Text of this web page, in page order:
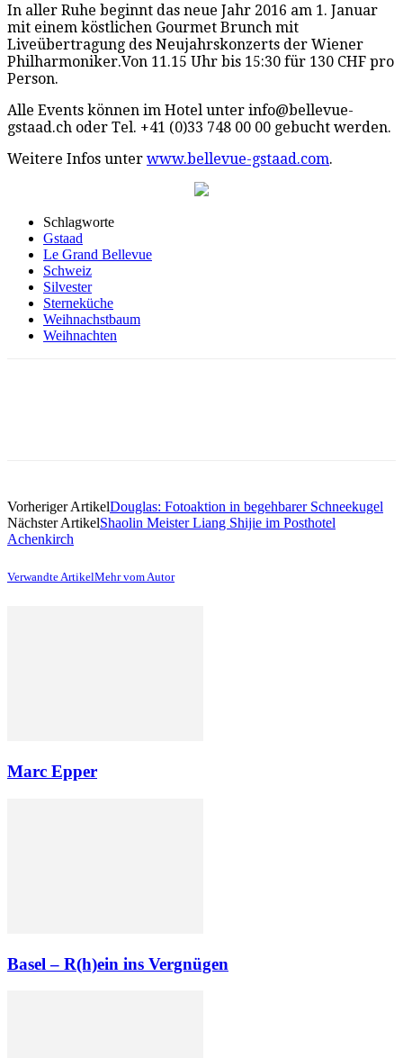
In aller Ruhe beginnt das neue Jahr 2016 am 1. Januar
mit einem köstlichen Gourmet Brunch mit
Liveübertragung des Neujahrskonzerts der Wiener
Philharmoniker.Von 11.15 Uhr bis 15:30 für 130 CHF pro
Person.
Alle Events können im Hotel unter info@bellevue-
gstaad.ch oder Tel. +41 (0)33 748 00 00 gebucht werden.
Weitere Infos unter www.bellevue-gstaad.com.
Schlagworte
Gstaad
Le Grand Bellevue
Schweiz
Silvester
Sterneküche
Weihnachstbaum
Weihnachten
Vorheriger ArtikelDouglas: Fotoaktion in begehbarer Schneekugel
Nächster ArtikelShaolin Meister Liang Shijie im Posthotel
Achenkirch
Verwandte ArtikelMehr vom Autor
Marc Epper
Basel – R(h)ein ins Vergnügen